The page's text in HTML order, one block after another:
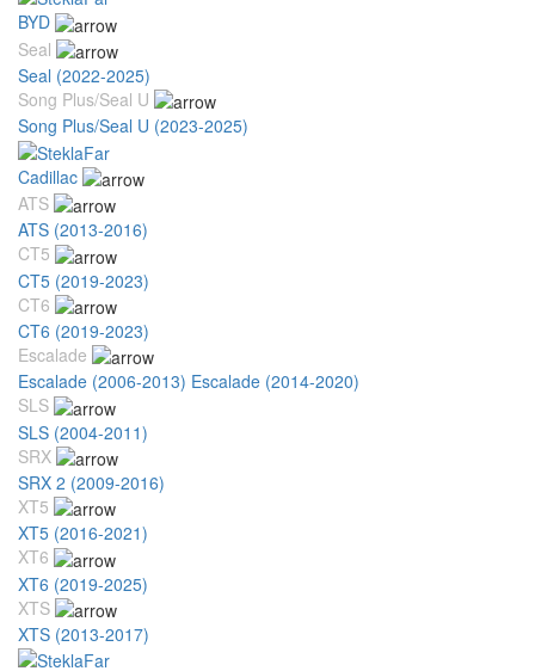
BYD
Seal
Seal (2022-2025)
Song Plus/Seal U
Song Plus/Seal U (2023-2025)
Cadillac
ATS
ATS (2013-2016)
CT5
CT5 (2019-2023)
CT6
CT6 (2019-2023)
Escalade
Escalade (2006-2013) Escalade (2014-2020)
SLS
SLS (2004-2011)
SRX
SRX 2 (2009-2016)
XT5
XT5 (2016-2021)
XT6
XT6 (2019-2025)
XTS
XTS (2013-2017)